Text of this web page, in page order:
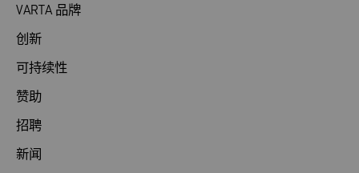
VARTA 品牌
创新
可持续性
赞助
招聘
新闻